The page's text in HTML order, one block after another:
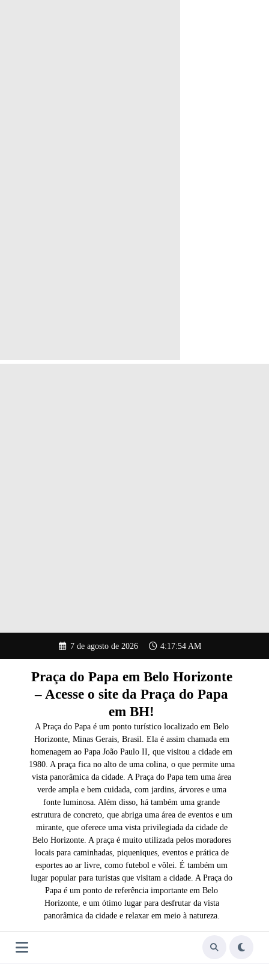
o
7 de agosto de 2026 4:17:56 AM
Praça do Papa em Belo Horizonte
– Acesse o site da Praça do Papa
em BH!
A Praça do Papa é um ponto turístico localizado em Belo
Horizonte, Minas Gerais, Brasil. Ela é assim chamada em
homenagem ao Papa João Paulo II, que visitou a cidade em
1980. A praça fica no alto de uma colina, o que permite uma
vista panorâmica da cidade. A Praça do Papa tem uma área
verde ampla e bem cuidada, com jardins, árvores e uma
fonte luminosa. Além disso, há também uma grande
estrutura de concreto, que abriga uma área de eventos e um
mirante, que oferece uma vista privilegiada da cidade de
Belo Horizonte. A praça é muito utilizada pelos moradores
locais para caminhadas, piqueniques, eventos e prática de
esportes ao ar livre, como futebol e vôlei. É também um
lugar popular para turistas que visitam a cidade. A Praça do
Papa é um ponto de referência importante em Belo
Horizonte, e um ótimo lugar para desfrutar da vista
panorâmica da cidade e relaxar em meio à natureza.